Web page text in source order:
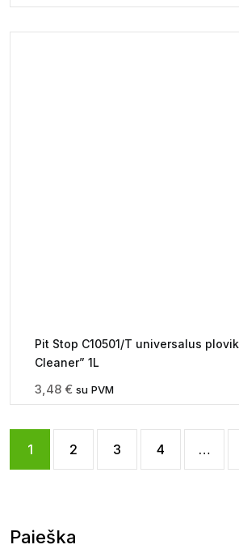
Pit Stop C10501/T universalus
Cleaner” 1L
3,48 € su PVM
1 2 3 4 …
Paieška